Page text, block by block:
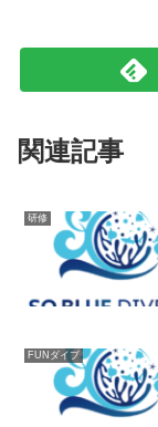
関連記事
研修
FUNダイブ